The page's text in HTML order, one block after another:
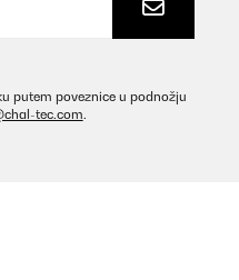
putem poveznice u podnožju
tec.com.